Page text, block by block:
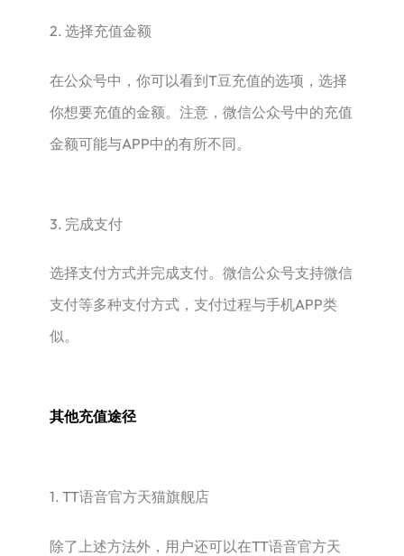
2. 选择充值金额
在公众号中，你可以看到T豆充值的选项，选择
你想要充值的金额。注意，微信公众号中的充值
金额可能与APP中的有所不同。
3. 完成支付
选择支付方式并完成支付。微信公众号支持微信
支付等多种支付方式，支付过程与手机APP类
似。
其他充值途径
1. TT语音官方天猫旗舰店
除了上述方法外，用户还可以在TT语音官方天